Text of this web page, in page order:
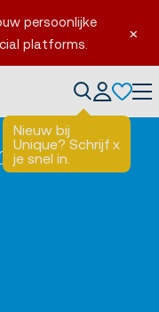
×
persoonlijke
platforms.
Nieuw bij
Unique? Schrijf
je snel in.
x
- TKP